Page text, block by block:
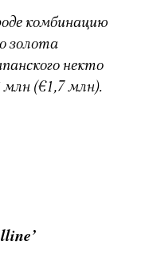
комбинацию
золота
некто
(€1,7 млн).